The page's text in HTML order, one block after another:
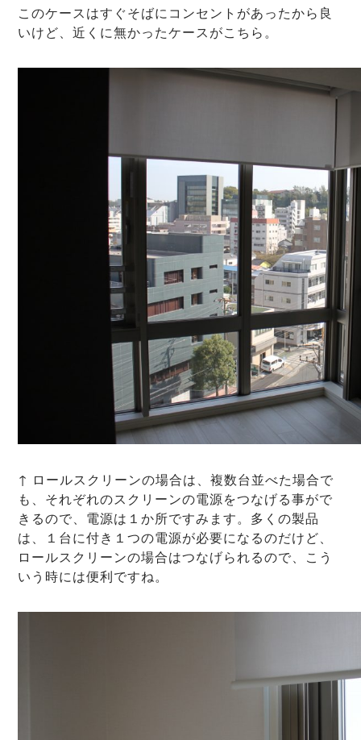
このケースはすぐそばにコンセントがあったから良
いけど、近くに無かったケースがこちら。
↑ ロールスクリーンの場合は、複数台並べた場合で
も、それぞれのスクリーンの電源をつなげる事がで
きるので、電源は１か所ですみます。多くの製品
は、１台に付き１つの電源が必要になるのだけど、
ロールスクリーンの場合はつなげられるので、こう
いう時には便利ですね。